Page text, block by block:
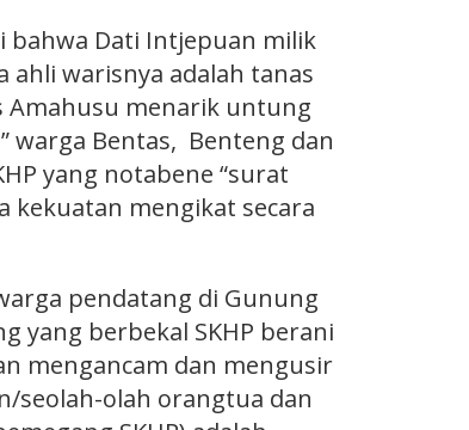
bahwa Dati Intjepuan milik
ahli warisnya adalah tanas
Amahusu menarik untung
warga Bentas, Benteng dan
yang notabene “surat
kekuatan mengikat secara
pendatang di Gunung
yang berbekal SKHP berani
mengancam dan mengusir
seolah-olah orangtua dan